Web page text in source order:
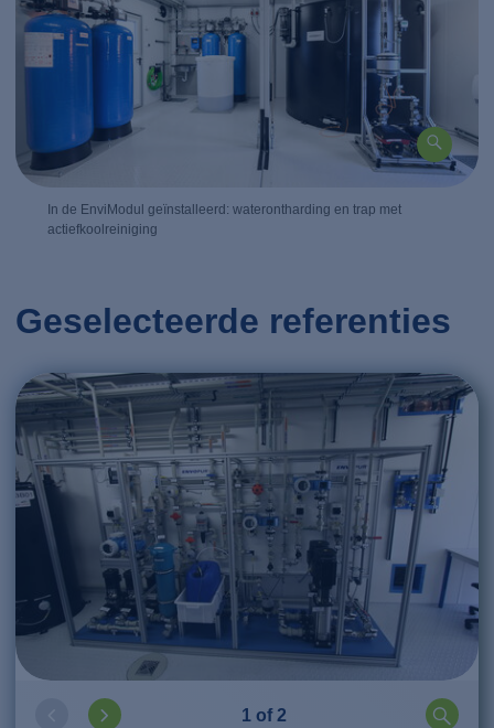
In de EnviModul geïnstalleerd: waterontharding en trap met
actiefkoolreiniging
Geselecteerde referenties
1 of 2